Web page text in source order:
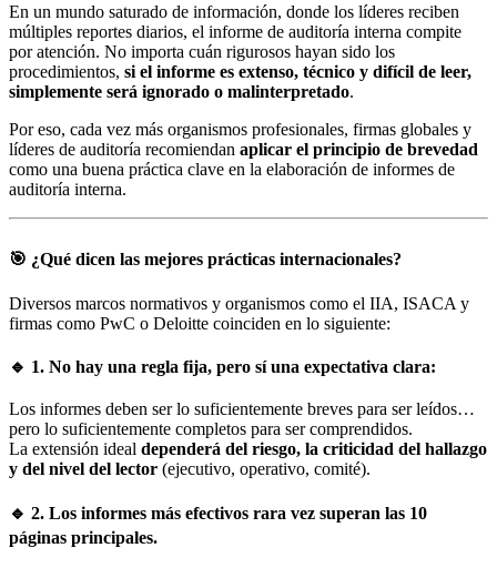
En un mundo saturado de información, donde los líderes reciben
múltiples reportes diarios, el informe de auditoría interna compite
por atención. No importa cuán rigurosos hayan sido los
procedimientos, si el informe es extenso, técnico y difícil de leer,
simplemente será ignorado o malinterpretado.
Por eso, cada vez más organismos profesionales, firmas globales y
líderes de auditoría recomiendan aplicar el principio de brevedad
como una buena práctica clave en la elaboración de informes de
auditoría interna.
🎯 ¿Qué dicen las mejores prácticas internacionales?
Diversos marcos normativos y organismos como el IIA, ISACA y
firmas como PwC o Deloitte coinciden en lo siguiente:
🔹 1. No hay una regla fija, pero sí una expectativa clara:
Los informes deben ser lo suficientemente breves para ser leídos…
pero lo suficientemente completos para ser comprendidos.
La extensión ideal dependerá del riesgo, la criticidad del hallazgo
y del nivel del lector (ejecutivo, operativo, comité).
🔹 2. Los informes más efectivos rara vez superan las 10
páginas principales.